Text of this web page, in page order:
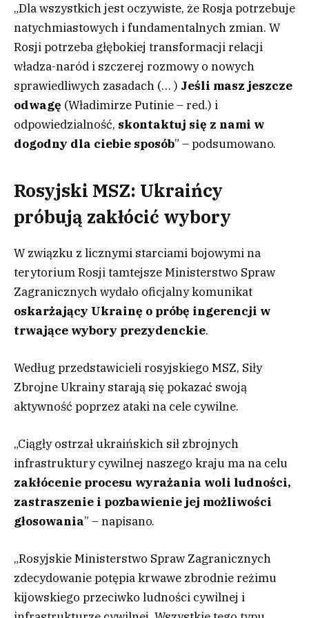
„Dla wszystkich jest oczywiste, że Rosja potrzebuje
natychmiastowych i fundamentalnych zmian. W
Rosji potrzeba głębokiej transformacji relacji
władza-naród i szczerej rozmowy o nowych
sprawiedliwych zasadach (… ) Jeśli masz jeszcze
odwagę (Władimirze Putinie – red.) i
odpowiedzialność, skontaktuj się z nami w
dogodny dla ciebie sposób” – podsumowano.
Rosyjski MSZ: Ukraińcy
próbują zakłócić wybory
W związku z licznymi starciami bojowymi na
terytorium Rosji tamtejsze Ministerstwo Spraw
Zagranicznych wydało oficjalny komunikat
oskarżający Ukrainę o próbę ingerencji w
trwające wybory prezydenckie.
Według przedstawicieli rosyjskiego MSZ, Siły
Zbrojne Ukrainy starają się pokazać swoją
aktywność poprzez ataki na cele cywilne.
„Ciągły ostrzał ukraińskich sił zbrojnych
infrastruktury cywilnej naszego kraju ma na celu
zakłócenie procesu wyrażania woli ludności,
zastraszenie i pozbawienie jej możliwości
głosowania” – napisano.
„Rosyjskie Ministerstwo Spraw Zagranicznych
zdecydowanie potępia krwawe zbrodnie reżimu
kijowskiego przeciwko ludności cywilnej i